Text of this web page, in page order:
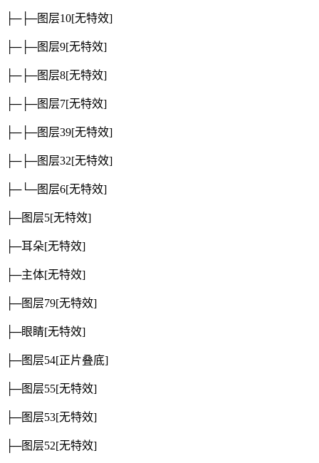
├─├─图层10[无特效]
├─├─图层9[无特效]
├─├─图层8[无特效]
├─├─图层7[无特效]
├─├─图层39[无特效]
├─├─图层32[无特效]
├─└─图层6[无特效]
├─图层5[无特效]
├─耳朵[无特效]
├─主体[无特效]
├─图层79[无特效]
├─眼睛[无特效]
├─图层54[正片叠底]
├─图层55[无特效]
├─图层53[无特效]
├─图层52[无特效]